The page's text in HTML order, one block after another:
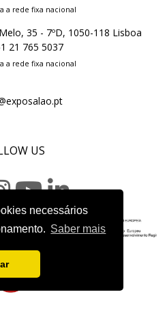
necessários
Saber mais
a rede fixa nacional
35 - 7ºD, 1050-118 Lisboa
21 765 5037
a rede fixa nacional
US